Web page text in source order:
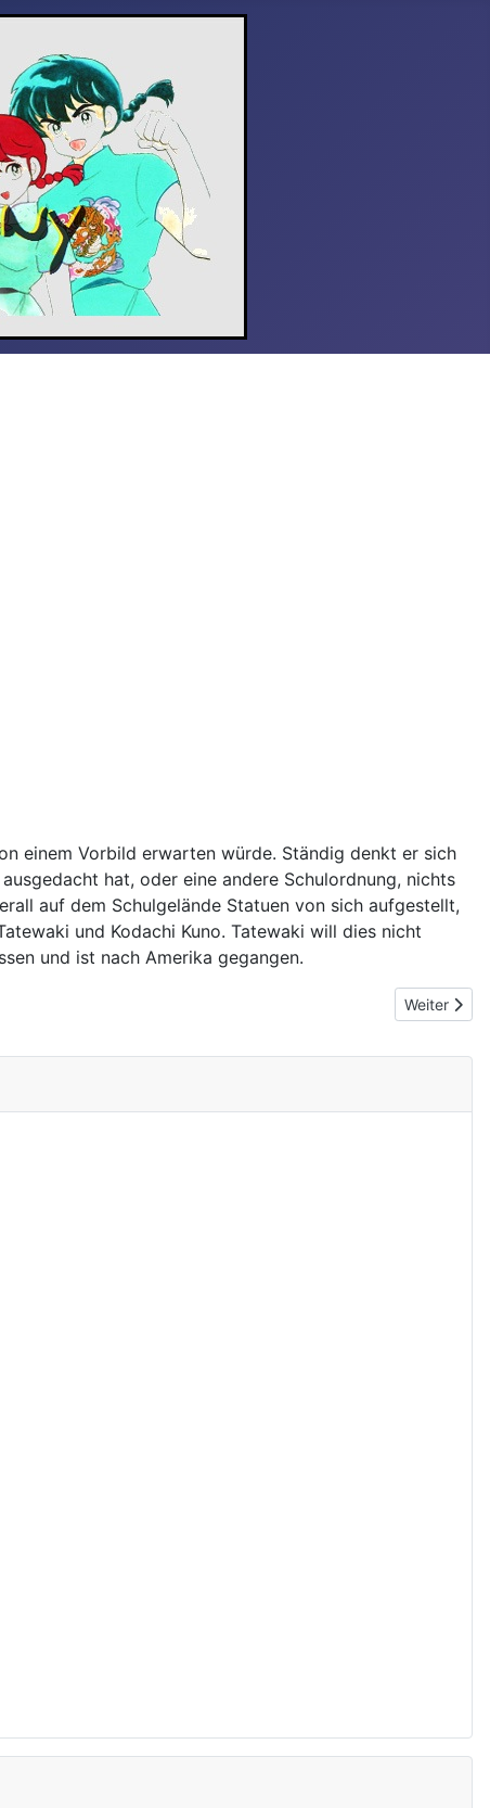
einem Vorbild erwarten würde. Ständig denkt er sich
hat, oder eine andere Schulordnung, nichts
auf dem Schulgelände Statuen von sich aufgestellt,
und Kodachi Kuno. Tatewaki will dies nicht
und ist nach Amerika gegangen.
Nächster
Weiter